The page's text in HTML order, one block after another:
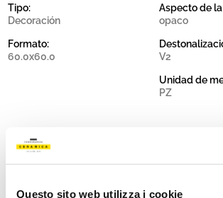
Questo sito web utilizza i cookie
Tipo:
Decoración
Formato:
60.0x60.0
Aspecto de
opaco
V2
Unidad de
PZ